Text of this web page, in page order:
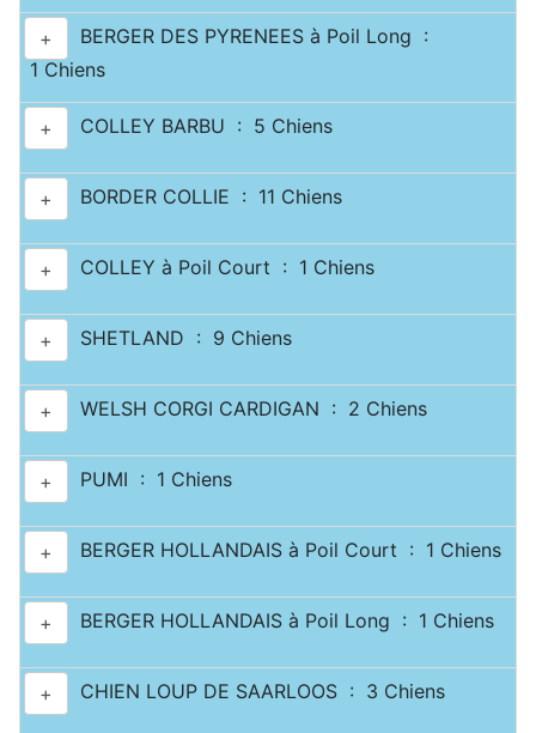
+
BERGER DES PYRENEES à Poil Long :
1 Chiens
+ COLLEY BARBU : 5 Chiens
+ BORDER COLLIE : 11 Chiens
+ COLLEY à Poil Court : 1 Chiens
+ SHETLAND : 9 Chiens
+ WELSH CORGI CARDIGAN : 2 Chiens
+ PUMI : 1 Chiens
+ BERGER HOLLANDAIS à Poil Court : 1 Chiens
+ BERGER HOLLANDAIS à Poil Long : 1 Chiens
+ CHIEN LOUP DE SAARLOOS : 3 Chiens